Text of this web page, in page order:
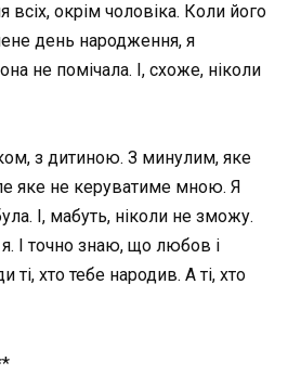
окрім чоловіка. Коли його
день народження, я
не помічала. І, схоже, ніколи
з дитиною. З минулим, яке
яке не керуватиме мною. Я
І, мабуть, ніколи не зможу.
І точно знаю, що любов і
хто тебе народив. А ті, хто